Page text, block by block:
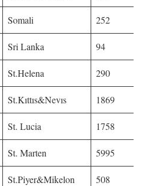
Somali 252
Sri Lanka 94
St.Helena 290
St.Kıttıs&Nevıs 1869
St. Lucia 1758
St. Marten 5995
St.Piyer&Mikelon 508